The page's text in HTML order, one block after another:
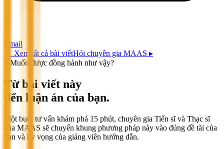
Email
← Xem tất cả bài viếtHỏi chuyên gia MAAS ▸
◆ Muốn được đồng hành như vậy?
Từ bài viết này
đến luận án của bạn.
Một buổi tư vấn khám phá 15 phút, chuyên gia Tiến sĩ và Thạc sĩ
của MAAS sẽ chuyển khung phương pháp này vào đúng đề tài của
bạn và kỳ vọng của giảng viên hướng dẫn.